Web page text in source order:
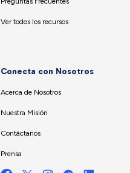
Ver todos los recursos
Conecta con Nosotros
Acerca de Nosotros
Nuestra Misión
Contáctanos
Prensa